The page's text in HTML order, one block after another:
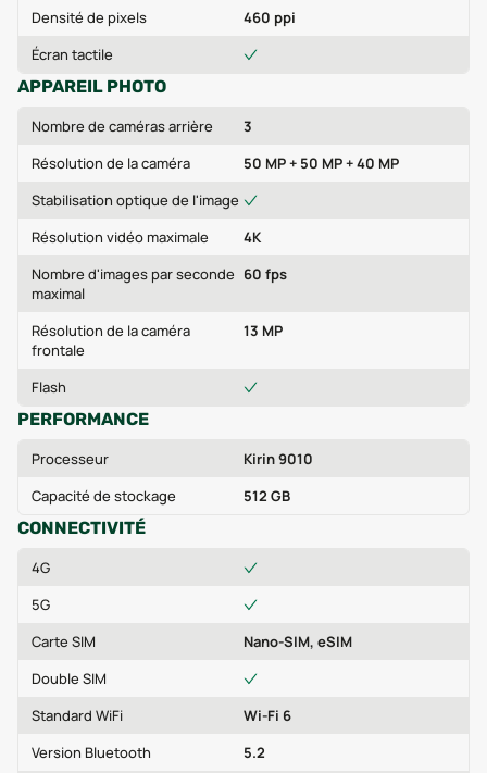
Densité de pixels
460 ppi
Écran tactile
APPAREIL PHOTO
Nombre de caméras arrière
3
Résolution de la caméra
50 MP + 50 MP + 40 MP
Stabilisation optique de l'image
Résolution vidéo maximale
4K
Nombre d'images par seconde
maximal
60 fps
Résolution de la caméra
frontale
13 MP
Flash
PERFORMANCE
Processeur
Kirin 9010
Capacité de stockage
512 GB
CONNECTIVITÉ
4G
5G
Carte SIM
Nano-SIM, eSIM
Double SIM
Standard WiFi
Wi-Fi 6
Version Bluetooth
5.2